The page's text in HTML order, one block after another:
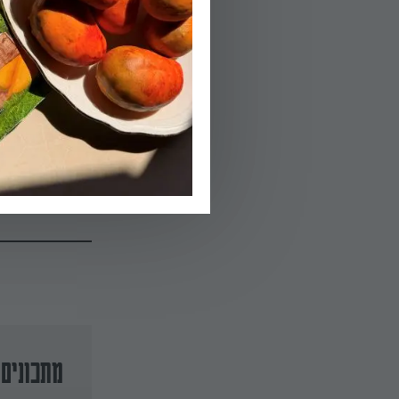
03.
שמים תותי שדה
04.
מוסיפים
מתוקה דיה
ההגשה.